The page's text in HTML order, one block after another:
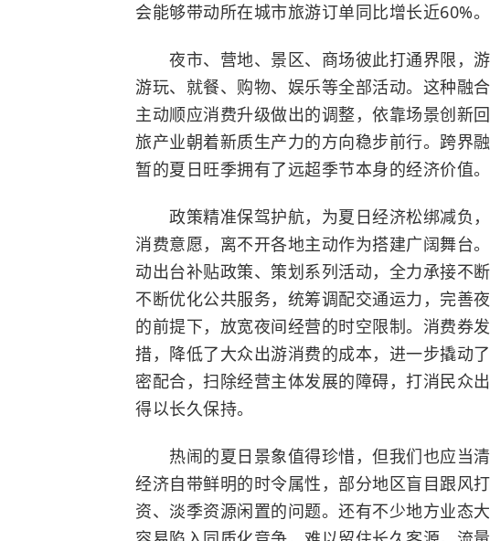
会能够带动所在城市旅游订单同比增长近60%。
夜市、营地、景区、商场彼此打通界限，
游玩、就餐、购物、娱乐等全部活动。这种融
主动顺应消费升级做出的调整，依靠场景创新
旅产业朝着新质生产力的方向稳步前行。跨界
暂的夏日旺季拥有了远超季节本身的经济价值。
政策精准保驾护航，为夏日经济松绑减负，
消费意愿，离不开各地主动作为搭建广阔舞台
动出台补贴政策、策划系列活动，全力承接不
不断优化公共服务，统筹调配交通运力，完善
的前提下，放宽夜间经营的时空限制。消费券
措，降低了大众出游消费的成本，进一步撬动
密配合，扫除经营主体发展的障碍，打消民众
得以长久保持。
热闹的夏日景象值得珍惜，但我们也应当清
经济自带鲜明的时令属性，部分地区盲目跟风
资、淡季资源闲置的问题。还有不少地方业态